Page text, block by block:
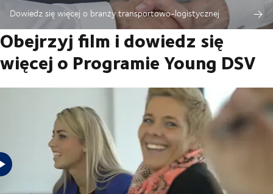
Dowiedz się więcej o branży transportowo-logistycznej
Obejrzyj film i dowiedz się
więcej o Programie Young DSV